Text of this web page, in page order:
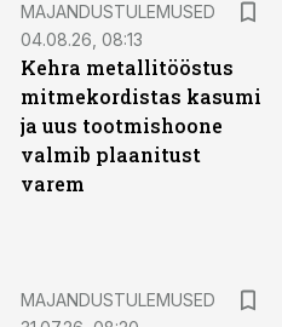
MAJANDUSTULEMUSED
04.08.26, 08:13
Kehra metallitööstus
mitmekordistas kasumi
ja uus tootmishoone
valmib plaanitust
varem
MAJANDUSTULEMUSED